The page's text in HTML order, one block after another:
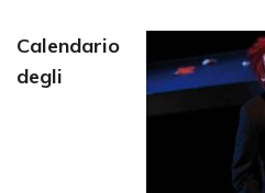
Calendario
degli